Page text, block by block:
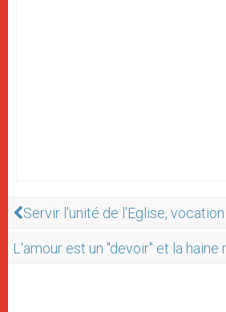
Servir l'unité de l'Eglise,
L'amour est un "devoir" et la haine